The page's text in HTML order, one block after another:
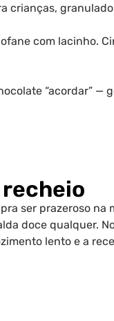
com lacinho.
“acordar” —
recheio
ser prazeroso na
doce qualquer.
lento e a